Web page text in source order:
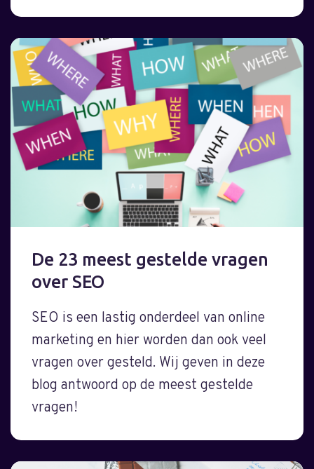
De 23 meest gestelde vragen
over SEO
SEO is een lastig onderdeel van online
marketing en hier worden dan ook veel
vragen over gesteld. Wij geven in deze
blog antwoord op de meest gestelde
vragen!